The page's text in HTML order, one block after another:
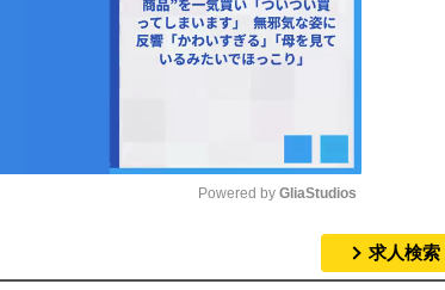
Powered by GliaStudios
求人検索